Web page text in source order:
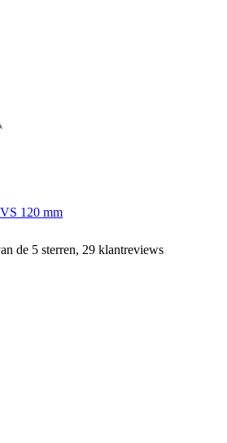
120 mm
de 5 sterren, 29 klantreviews